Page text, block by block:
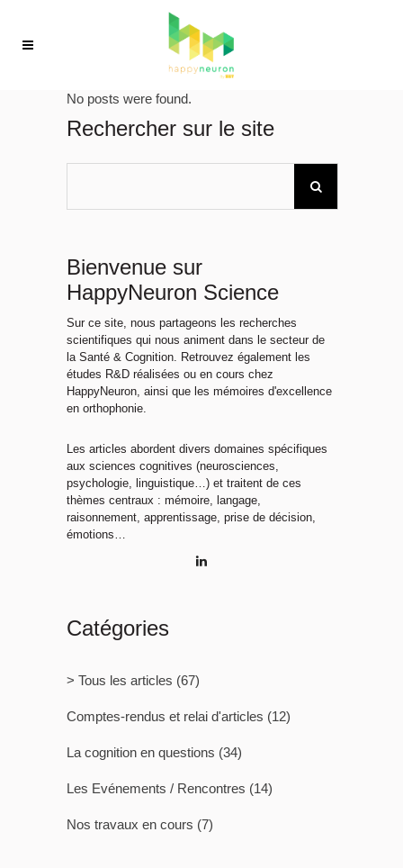
No posts were found.
Rechercher sur le site
Bienvenue sur
HappyNeuron Science
Sur ce site, nous partageons les recherches
scientifiques qui nous animent dans le secteur de
la Santé & Cognition. Retrouvez également les
études R&D réalisées ou en cours chez
HappyNeuron, ainsi que les mémoires d'excellence
en orthophonie.
Les articles abordent divers domaines spécifiques
aux sciences cognitives (neurosciences,
psychologie, linguistique…) et traitent de ces
thèmes centraux : mémoire, langage,
raisonnement, apprentissage, prise de décision,
émotions…
Catégories
> Tous les articles (67)
Comptes-rendus et relai d'articles (12)
La cognition en questions (34)
Les Evénements / Rencontres (14)
Nos travaux en cours (7)